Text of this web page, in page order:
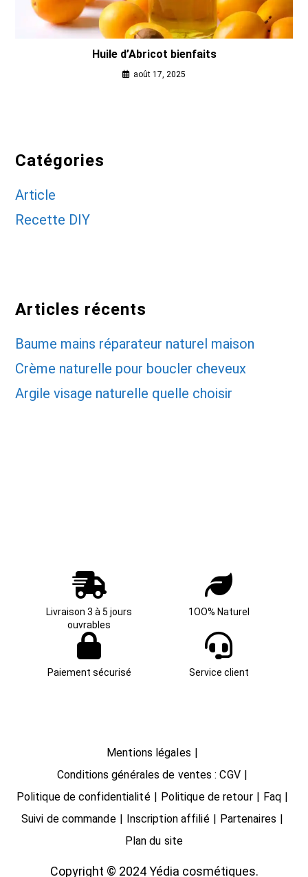
Huile d’Abricot bienfaits
août 17, 2025
Catégories
Article
Recette DIY
Articles récents
Baume mains réparateur naturel maison
Crème naturelle pour boucler cheveux
Argile visage naturelle quelle choisir
Livraison 3 à 5 jours
ouvrables
1OO% Naturel
Paiement sécurisé Service client
Mentions légales
Conditions générales de ventes : CGV
Politique de confidentialité
Politique de retour
Faq
Suivi de commande
Inscription affilié
Partenaires
Plan du site
Copyright © 2024 Yédia cosmétiques.